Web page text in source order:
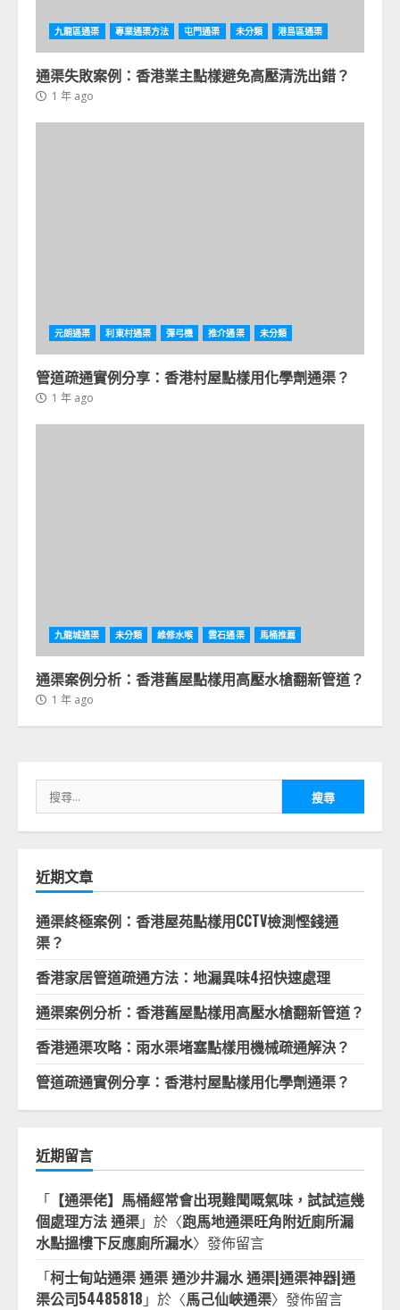
九龍區通渠 專業通渠方法 屯門通渠 未分類 港島區通渠
通渠失敗案例：香港業主點樣避免高壓清洗出錯？
1 年 ago
元朗通渠 利東村通渠 彈弓機 推介通渠 未分類
管道疏通實例分享：香港村屋點樣用化學劑通渠？
1 年 ago
九龍城通渠 未分類 維修水喉 雲石通渠 馬桶推薦
通渠案例分析：香港舊屋點樣用高壓水槍翻新管道？
1 年 ago
尋
關
字:
近期文章
通渠終極案例：香港屋苑點樣用CCTV檢測慳錢通
渠？
香港家居管道疏通方法：地漏異味4招快速處理
通渠案例分析：香港舊屋點樣用高壓水槍翻新管道？
香港通渠攻略：雨水渠堵塞點樣用機械疏通解決？
管道疏通實例分享：香港村屋點樣用化學劑通渠？
近期留言
「 【通渠佬】馬桶經常會出現難聞嘅氣味，試試這幾
個處理方法 通渠」於〈跑馬地通渠旺角附近廁所漏
水點搵樓下反應廁所漏水〉發佈留言
「柯士甸站通渠 通渠 通沙井漏水 通渠|通渠神器|通
渠公司54485818 」於〈馬己仙峽通渠〉發佈留言